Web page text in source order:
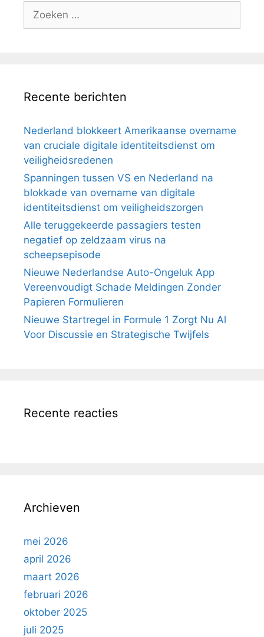
Zoeken
Recente berichten
Nederland blokkeert Amerikaanse overname
van cruciale digitale identiteitsdienst om
veiligheidsredenen
Spanningen tussen VS en Nederland na
blokkade van overname van digitale
identiteitsdienst om veiligheidszorgen
Alle teruggekeerde passagiers testen
negatief op zeldzaam virus na
scheepsepisode
Nieuwe Nederlandse Auto-Ongeluk App
Vereenvoudigt Schade Meldingen Zonder
Papieren Formulieren
Nieuwe Startregel in Formule 1 Zorgt Nu Al
Voor Discussie en Strategische Twijfels
Recente reacties
Archieven
mei 2026
april 2026
maart 2026
februari 2026
oktober 2025
juli 2025